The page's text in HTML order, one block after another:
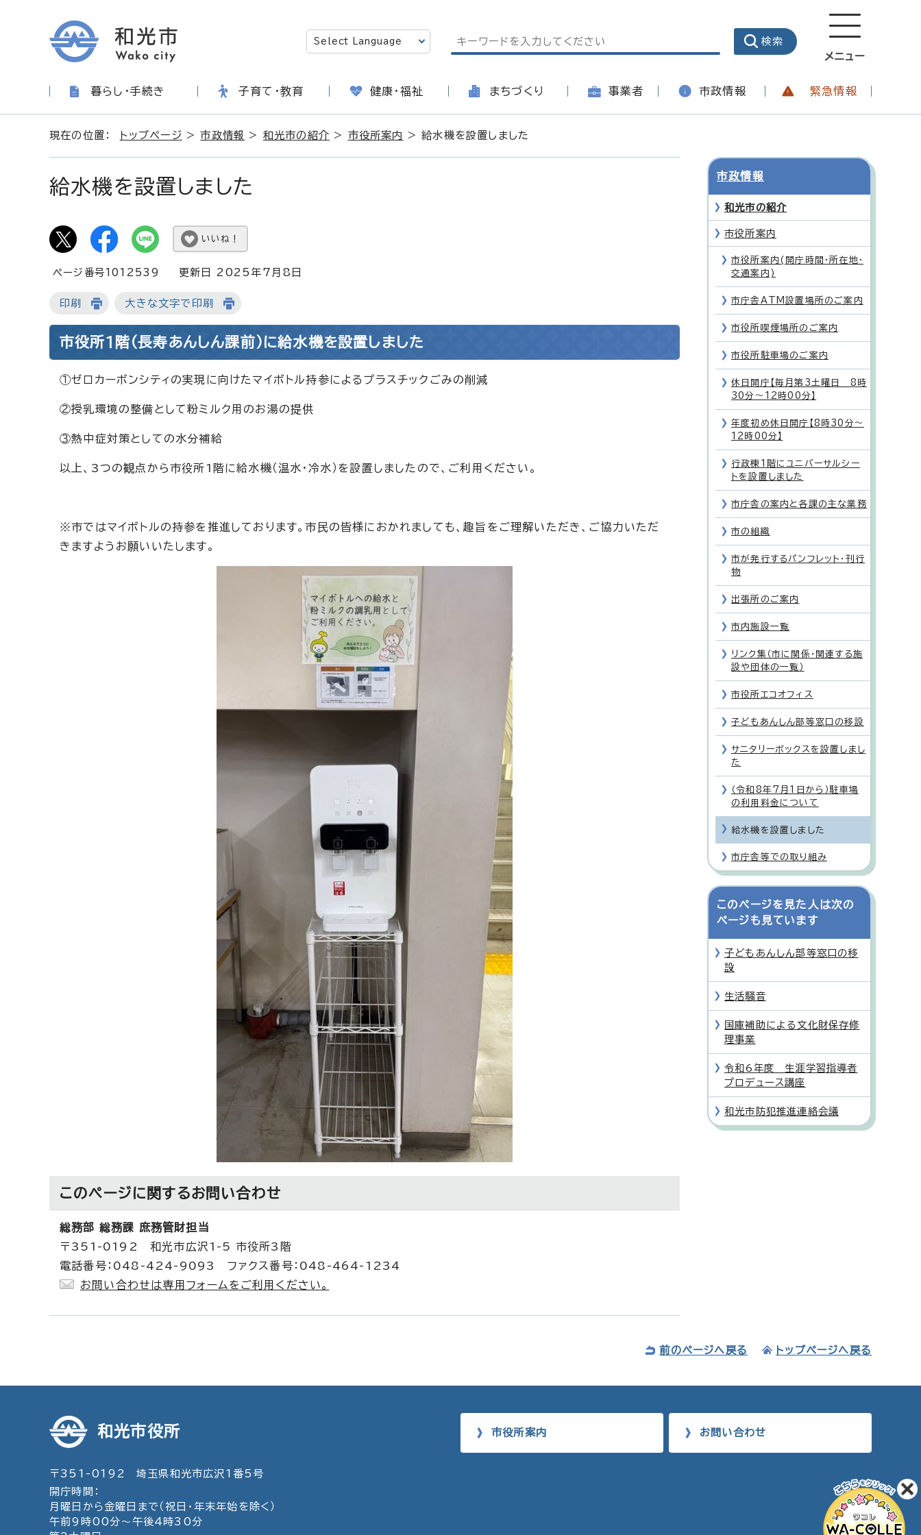
メニュー
暮らし・手続き 子育て・教育 健康・福祉 まちづくり 事業者 市政情報 緊急情報
現在の位置： トップページ >市政情報 > 和光市の紹介 > 市役所案内 > 給水機を設置しました
給水機を設置しました
いいね！
ページ番号1012539 更新日 2025年7月8日
印刷 大きな文字で印刷
市役所1階（長寿あんしん課前）に給水機を設置しました
①ゼロカーボンシティの実現に向けたマイボトル持参によるプラスチックごみの削減
②授乳環境の整備として粉ミルク用のお湯の提供
③熱中症対策としての水分補給
以上、3つの観点から市役所1階に給水機（温水・冷水）を設置しましたので、ご利用ください。
※市ではマイボトルの持参を推進しております。市民の皆様におかれましても、趣旨をご理解いただき、ご協力いただ
きますようお願いいたします。
このページに関するお問い合わせ
総務部 総務課 庶務管財担当
〒351-0192 和光市広沢1-5 市役所3階
電話番号：048-424-9093 ファクス番号：048-464-1234
お問い合わせは専用フォームをご利用ください。
市政情報
和光市の紹介
市役所案内
市役所案内(開庁時間・所在地・
交通案内)
市庁舎ATM設置場所のご案内
市役所喫煙場所のご案内
市役所駐車場のご案内
休日開庁【毎月第3土曜日 8時
30分～12時00分】
年度初め休日開庁【8時30分～
12時00分】
行政棟1階にユニバーサルシー
トを設置しました
市庁舎の案内と各課の主な業務
市の組織
市が発行するパンフレット・刊行
物
出張所のご案内
市内施設一覧
リンク集（市に関係・関連する施
設や団体の一覧）
市役所エコオフィス
子どもあんしん部等窓口の移設
サニタリーボックスを設置しまし
た
（令和8年7月1日から）駐車場
の利用料金について
給水機を設置しました
市庁舎等での取り組み
このページを見た人は次の
ページも見ています
子どもあんしん部等窓口の移
設
生活騒音
国庫補助による文化財保存修
理事業
令和6年度 生涯学習指導者
プロデュース講座
和光市防犯推進連絡会議
前のページへ戻る トップページへ戻る
和光市役所
〒351-0192 埼玉県和光市広沢1番5号
開庁時間：
月曜日から金曜日まで（祝日・年末年始を除く）
午前9時00分～午後4時30分
市役所案内 お問い合わせ